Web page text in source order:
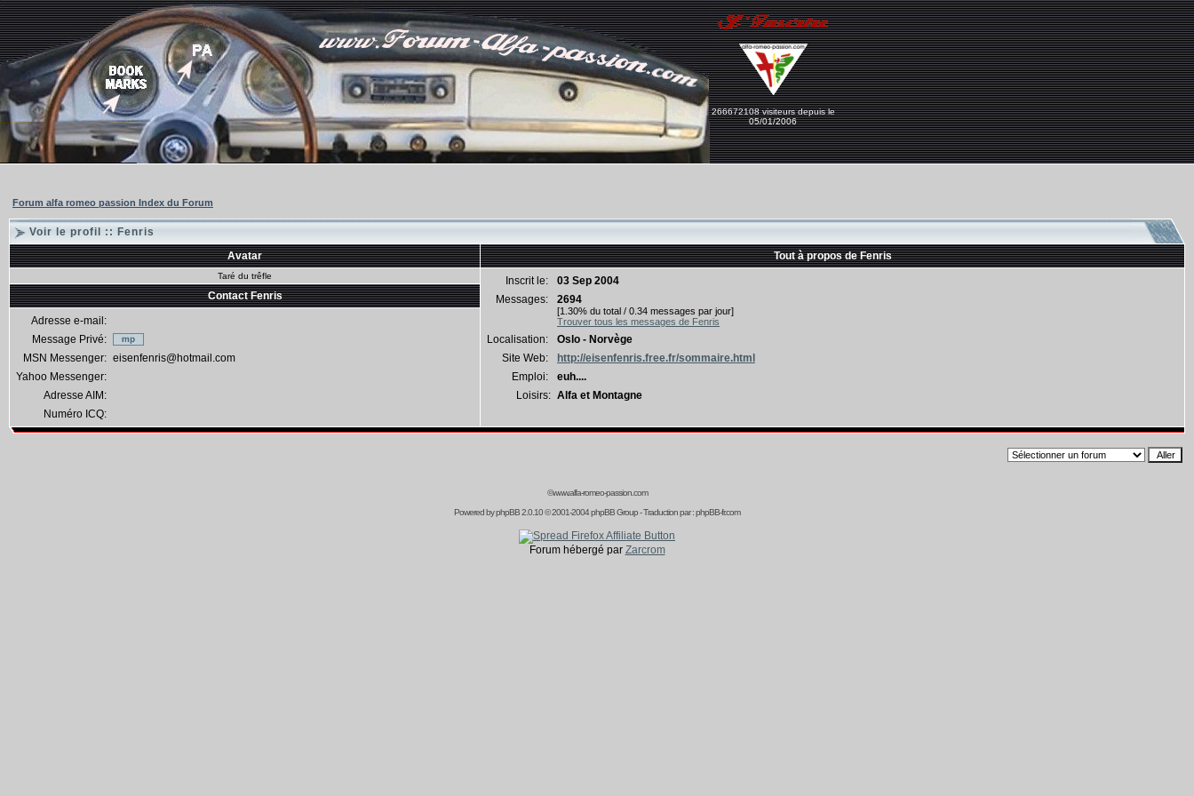
266672108 visiteurs depuis le
05/01/2006
Forum alfa romeo passion Index du Forum
Voir le profil :: Fenris
Avatar
Tout à propos de Fenris
Taré du trêfle Inscrit le:
03 Sep 2004
Messages:
2694
[1.30% du total / 0.34 messages par jour]
Trouver tous les messages de Fenris
Localisation:
Oslo - Norvège
Site Web:
http://eisenfenris.free.fr/sommaire.html
Emploi:
euh....
Loisirs: Alfa et Montagne
Contact Fenris
Adresse e-mail:
Message Privé:
MSN Messenger: eisenfenris@hotmail.com
Yahoo Messenger:
Adresse AIM:
Numéro ICQ:
©www.alfa-romeo-passion.com
Powered byphpBB2.0.10 © 2001-2004 phpBB Group - Traduction par :phpBB-fr.com
Forum hébergé par Zarcrom